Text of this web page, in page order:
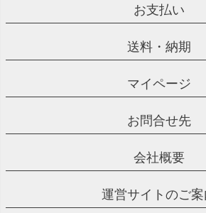
お支払い
送料・納期
マイページ
お問合せ先
会社概要
運営サイトのご案